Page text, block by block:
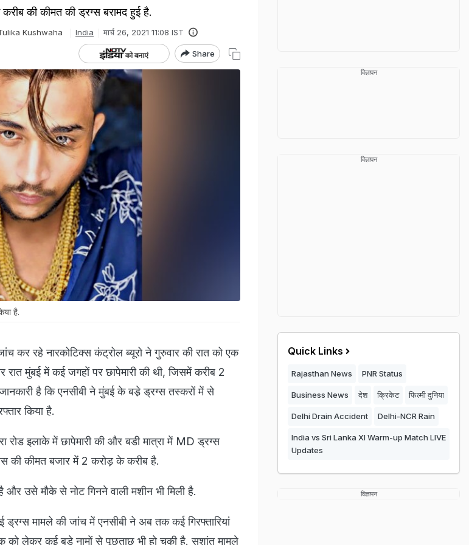
की कीमत की ड्रग्स बरामद हुई है.
Kushwaha India मार्च 26, 2021 11:08 IST
Share
है.
कर रहे नारकोटिक्स कंट्रोल ब्यूरो ने गुरुवार की रात को एक
रात मुंबई में कई जगहों पर छापेमारी की थी, जिसमें करीब 2
है कि एनसीबी ने मुंबई के बडे़ ड्रग्स तस्करों में से
किया है.
रोड इलाके में छापेमारी की और बडी मात्रा में MD ड्रग्स
की कीमत बजार में 2 करोड़ के करीब है.
उसे मौके से नोट गिनने वाली मशीन भी मिली है.
मामले की जांच में एनसीबी ने अब तक कई गिरफ्तारियां
को लेकर कई बड़े नामों से पूछताछ भी हो चुकी है. सुशांत मामले
विज्ञापन
विज्ञापन
Quick Links
Rajasthan News PNR Status
Business News देश क्रिकेट फिल्मी दुनिया
Delhi Drain Accident Delhi-NCR Rain
India vs Sri Lanka XI Warm-up Match LIVE
Updates
विज्ञापन